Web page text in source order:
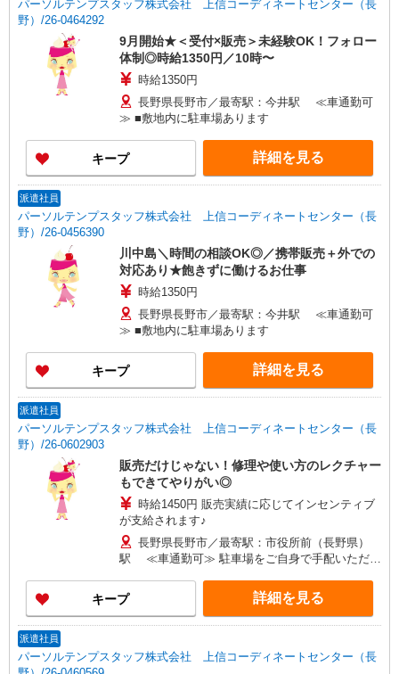
パーソルテンプスタッフ株式会社 上信コーディネートセンター（長
野）/26-0464292
9月開始★＜受付×販売＞未経験OK！フォロー
体制◎時給1350円／10時〜
時給1350円
長野県長野市／最寄駅：今井駅 ≪車通勤可
≫ ■敷地内に駐車場あります
キープ 詳細を見る
派遣社員
パーソルテンプスタッフ株式会社 上信コーディネートセンター（長
野）/26-0456390
川中島＼時間の相談OK◎／携帯販売＋外での
対応あり★飽きずに働けるお仕事
時給1350円
長野県長野市／最寄駅：今井駅 ≪車通勤可
≫ ■敷地内に駐車場あります
キープ 詳細を見る
派遣社員
パーソルテンプスタッフ株式会社 上信コーディネートセンター（長
野）/26-0602903
販売だけじゃない！修理や使い方のレクチャー
もできてやりがい◎
時給1450円 販売実績に応じてインセンティブ
が支給されます♪
長野県長野市／最寄駅：市役所前（長野県）
駅 ≪車通勤可≫ 駐車場をご自身で手配いただけ
キープ 詳細を見る
派遣社員
パーソルテンプスタッフ株式会社 上信コーディネートセンター（長